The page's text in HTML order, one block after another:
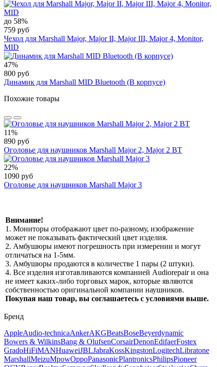
до 58%
759 руб
Чехол для Marshall Major, Major II, Major III, Major 4, Monitor,
MID
47%
800 руб
Динамик для Marshall MID Bluetooth (В корпусе)
Похожие товары
11%
890 руб
Оголовье для наушников Marshall Major 2, Major 2 BT
22%
1090 руб
Оголовье для наушников Marshall Major 3
Внимание!
1. Мониторы отображают цвет по-разному, изображение
может не показывать фактический цвет изделия.
2. Амбушюры имеют погрешность при измерении и могут
отличаться на 1-5мм.
3. Амбушюры продаются в количестве 1 пары (2 штуки).
4. Все изделия изготавливаются компанией Audiorepair и она
не имеет каких-либо торговых марок, которые являются
собственностью оригинальной компании наушников.
Покупая наш товар, вы соглашаетесь с условиями выше.
Бренд
AppleAudio-technicaAnkerAKGBeatsBoseBeyerdynamic
Bowers & WilkinsBang & OlufsenCorsairDenonEdifaerFostex
GradoHiFiMANHuaweiJBLJabraKossKingstonLogitechLibratone
MarshallMeizuMpowOppoPanasonicPlantronicsPhilipsPioneer